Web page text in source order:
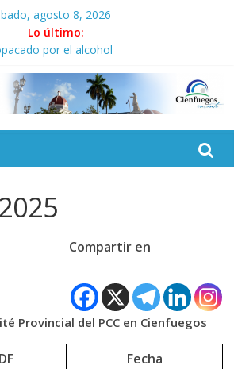
agosto 8, 2026
Lo último:
y Guantánamo actúan ante precios
Eléctrica de La Habana y otras
cubanos en certamen de ballet en
Compartir en
Provincial del PCC en Cienfuegos
Fecha